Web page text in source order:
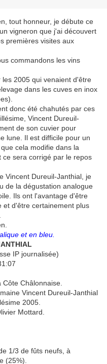
tout honneur, je débute ce
vigneron que j'ai découvert
premières visites aux
commandons les vins
2005 qui venaient d'être
dans les cuves en inox
donc été chahutés par ces
Vincent Dureuil-
de son cuvier pour
lune. Il est difficile pour un
cela modifie dans la
sera corrigé par le repos
Vincent Dureuil-Janthial, je
de la dégustation analogue
Ils ont l'avantage d'être
et d'être certainement plus
et en bleu.
IP journalisée)
Châlonnaise.
Vincent Dureuil-Janthial
2005.
Mottard.
1/3 de fûts neufs, à
(25%).